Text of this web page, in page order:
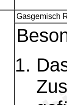
Gasgemisch